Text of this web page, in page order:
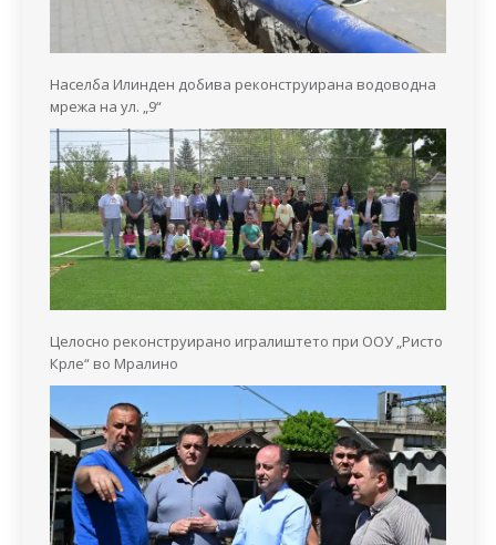
Населба Илинден добива реконструирана водоводна
мрежа на ул. „9“
Целосно реконструирано игралиштето при ООУ „Ристо
Крле“ во Мралино